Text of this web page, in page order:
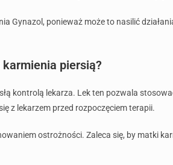
Gynazol, ponieważ może to nasilić
piersią?
kontrolą lekarza. Lek ten pozwala
z lekarzem przed rozpoczęciem terapii.
ostrożności. Zaleca się, by matki